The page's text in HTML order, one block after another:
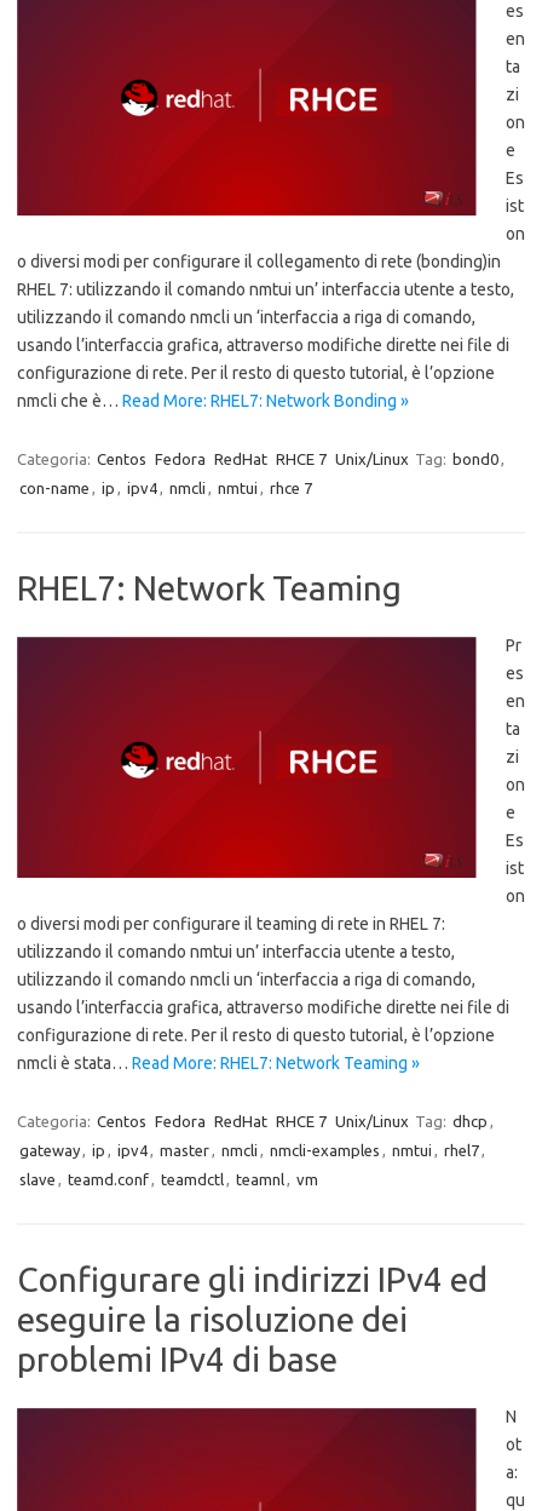
es
en
ta
zi
on
e
Es
ist
on
o diversi modi per configurare il collegamento di rete (bonding)in
RHEL 7: utilizzando il comando nmtui un’ interfaccia utente a testo,
utilizzando il comando nmcli un ‘interfaccia a riga di comando,
usando l’interfaccia grafica, attraverso modifiche dirette nei file di
configurazione di rete. Per il resto di questo tutorial, è l’opzione
nmcli che è… Read More: RHEL7: Network Bonding »
Categoria: Centos Fedora RedHat RHCE 7 Unix/Linux Tag: bond0,
con-name , ip , ipv4, nmcli , nmtui , rhce 7
RHEL7: Network Teaming
Pr
es
en
ta
zi
on
e
Es
ist
on
o diversi modi per configurare il teaming di rete in RHEL 7:
utilizzando il comando nmtui un’ interfaccia utente a testo,
utilizzando il comando nmcli un ‘interfaccia a riga di comando,
usando l’interfaccia grafica, attraverso modifiche dirette nei file di
configurazione di rete. Per il resto di questo tutorial, è l’opzione
nmcli è stata… Read More: RHEL7: Network Teaming »
Categoria: Centos Fedora RedHat RHCE 7 Unix/Linux Tag: dhcp ,
gateway, ip , ipv4, master, nmcli , nmcli-examples , nmtui , rhel7,
slave , teamd.conf, teamdctl, teamnl, vm
Configurare gli indirizzi IPv4 ed
eseguire la risoluzione dei
problemi IPv4 di base
N
ot
a:
qu